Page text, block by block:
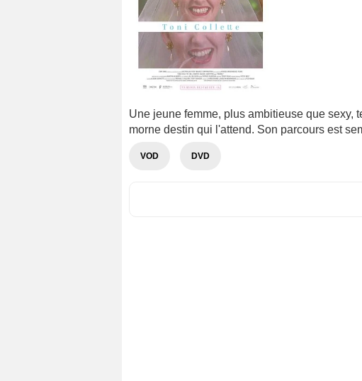
Une jeune femme, plus ambitieuse que sexy,
morne destin qui l'attend. Son parcours est
VOD DVD